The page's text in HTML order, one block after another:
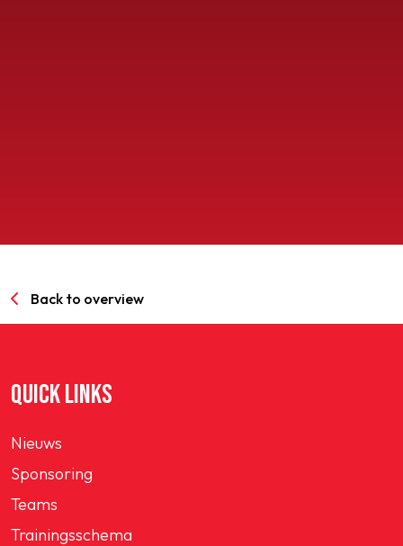
Back to overview
QUICK LINKS
Nieuws
Sponsoring
Teams
Trainingsschema